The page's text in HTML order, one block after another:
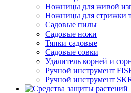
Ножницы для живой
Ножницы для стрижки
Садовые пилы
Садовые ножи
Тяпки садовые
Садовые совки
Удалитель корней и
Ручной инструмент
Ручной инструмент